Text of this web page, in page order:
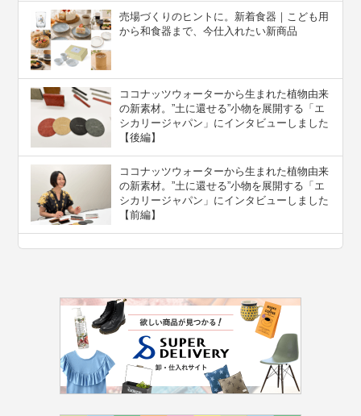
売場づくりのヒントに。新着食器｜こども用
から和食器まで、今仕入れたい新商品
ココナッツウォーターから生まれた植物由来
の新素材。”⼟に還せる”小物を展開する「エ
シカリージャパン」にインタビューしました
【後編】
ココナッツウォーターから生まれた植物由来
の新素材。”⼟に還せる”小物を展開する「エ
シカリージャパン」にインタビューしました
【前編】